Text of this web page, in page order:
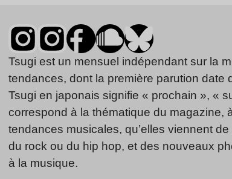
Tsugi est un mensuel indépendant sur la
tendances, dont la première parution date
Tsugi en japonais signifie « prochain », «
correspond à la thématique du magazine,
tendances musicales, qu’elles viennent
du rock ou du hip hop, et des nouveaux
à la musique.